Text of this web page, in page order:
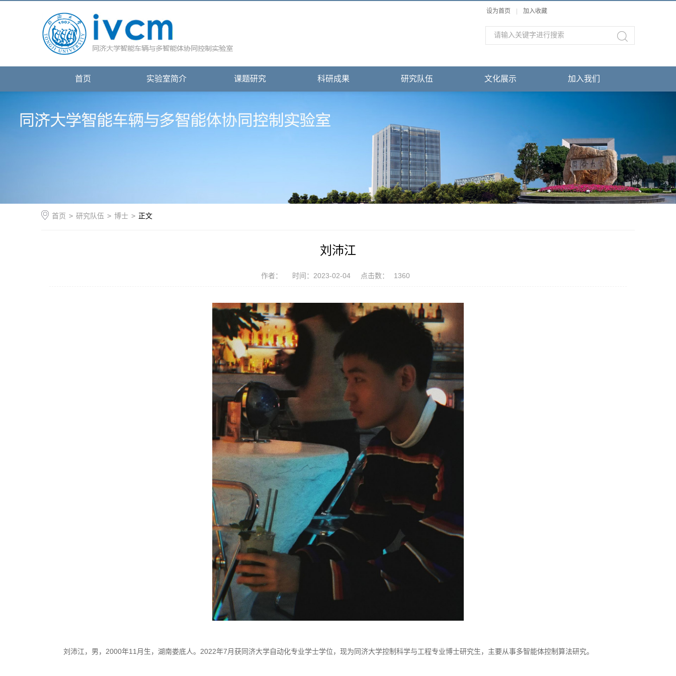
设为首页 加入收藏
首页 实验室简介 课题研究 科研成果 研究队伍 文化展示 加入我们
首页 > 研究队伍 > 博士 > 正文
刘沛江
作者： 时间：2023-02-04 点击数： 1360
刘沛江，男，2000年11月生，湖南娄底人。2022年7月获同济大学自动化专业学士学位，现为同济大学控制科学与工程专业博士研究生，主要从事多智能体控制算法研究。